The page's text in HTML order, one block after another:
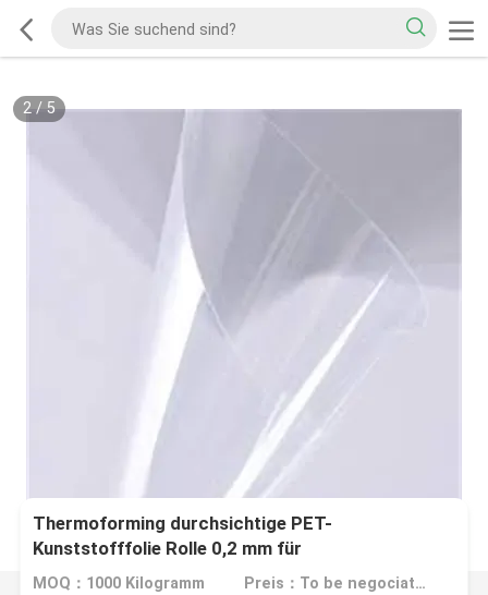
2/5
Thermoforming durchsichtige PET-
Kunststofffolie Rolle 0,2 mm für
Obstverpackungsschale
MOQ：1000 Kilogramm Preis：To be negociated